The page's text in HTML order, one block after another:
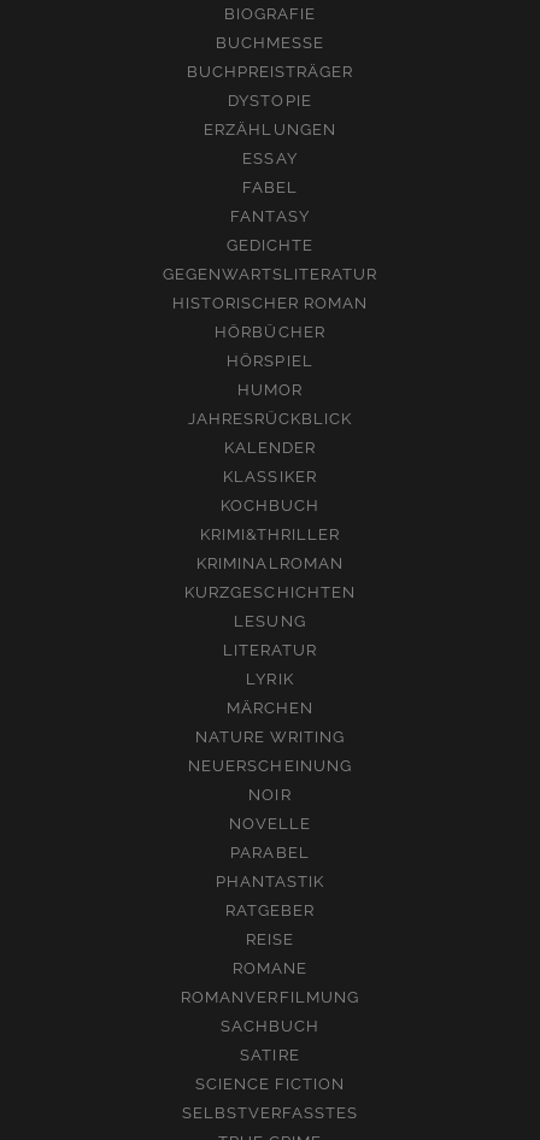
BIOGRAFIE
BUCHMESSE
BUCHPREISTRÄGER
DYSTOPIE
ERZÄHLUNGEN
ESSAY
FABEL
FANTASY
GEDICHTE
GEGENWARTSLITERATUR
HISTORISCHER ROMAN
HÖRBÜCHER
HÖRSPIEL
HUMOR
JAHRESRÜCKBLICK
KALENDER
KLASSIKER
KOCHBUCH
KRIMI&THRILLER
KRIMINALROMAN
KURZGESCHICHTEN
LESUNG
LITERATUR
LYRIK
MÄRCHEN
NATURE WRITING
NEUERSCHEINUNG
NOIR
NOVELLE
PARABEL
PHANTASTIK
RATGEBER
REISE
ROMANE
ROMANVERFILMUNG
SACHBUCH
SATIRE
SCIENCE FICTION
SELBSTVERFASSTES